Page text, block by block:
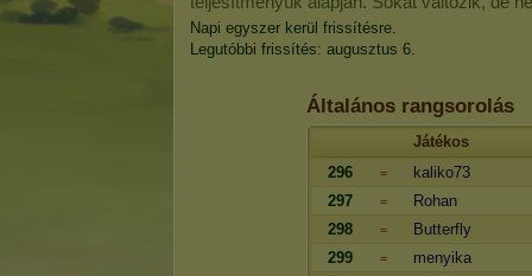
Napi egyszer kerül frissítésre.
Legutóbbi frissítés: augusztus 6.
Általános rangsorolás
Játékos
296
=
kaliko73
297
=
Rohan
298
=
Butterfly
299
=
menyika